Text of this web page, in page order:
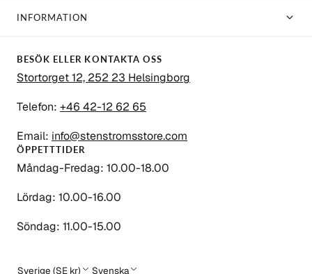
INFORMATION
BESÖK ELLER KONTAKTA OSS
Stortorget 12, 252 23 Helsingborg
Telefon: +46 42-12 62 65
Email: info@stenstromsstore.com
ÖPPETTTIDER
Måndag-Fredag: 10.00-18.00
Lördag: 10.00-16.00
Söndag: 11.00-15.00
Sverige (SE kr) Svenska